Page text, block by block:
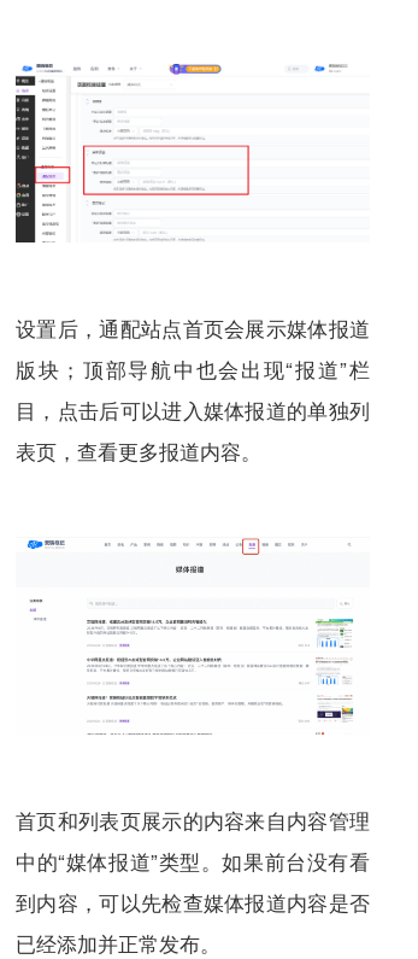
设置后，通配站点首页会展示媒体报道
版块；顶部导航中也会出现“报道”栏
目，点击后可以进入媒体报道的单独列
表页，查看更多报道内容。
首页和列表页展示的内容来自内容管理
中的“媒体报道”类型。如果前台没有看
到内容，可以先检查媒体报道内容是否
已经添加并正常发布。